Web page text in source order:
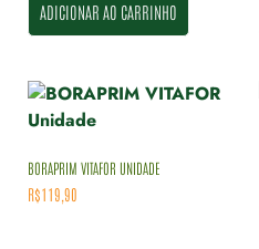
ADICIONAR AO CARRINHO
BORAPRIM VITAFOR UNIDADE
R$119,90